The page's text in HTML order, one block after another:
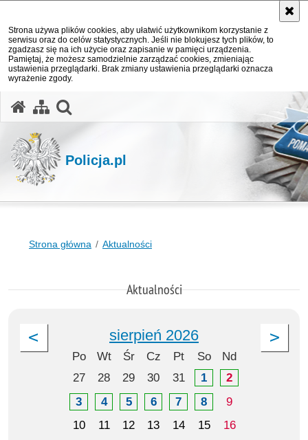
Strona używa plików cookies, aby ułatwić użytkownikom korzystanie z
serwisu oraz do celów statystycznych. Jeśli nie blokujesz tych plików, to
zgadzasz się na ich użycie oraz zapisanie w pamięci urządzenia.
Pamiętaj, że możesz samodzielnie zarządzać cookies, zmieniając
ustawienia przeglądarki. Brak zmiany ustawienia przeglądarki oznacza
wyrażenie zgody.
Policja.pl
Strona główna Aktualności
Aktualności
sierpień 2026
Po Wt Śr Cz Pt So
Nd
27
28 29 30 31 1
2
3
4 5 6 7 8
9
10
11 12 13 14 15
16